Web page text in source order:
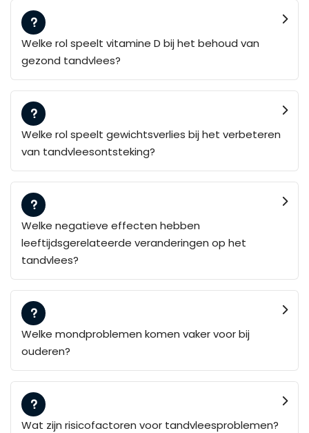
Welke rol speelt vitamine D bij het behoud van
gezond tandvlees?
Welke rol speelt gewichtsverlies bij het verbeteren
van tandvleesontsteking?
Welke negatieve effecten hebben
leeftijdsgerelateerde veranderingen op het
tandvlees?
Welke mondproblemen komen vaker voor bij
ouderen?
Wat zijn risicofactoren voor tandvleesproblemen?